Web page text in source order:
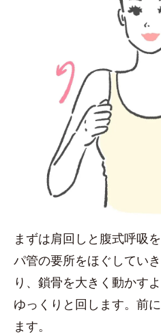
まずは肩回しと腹式呼吸
パ管の要所をほぐしてい
り、鎖骨を大きく動かす
ゆっくりと回します。前
ます。